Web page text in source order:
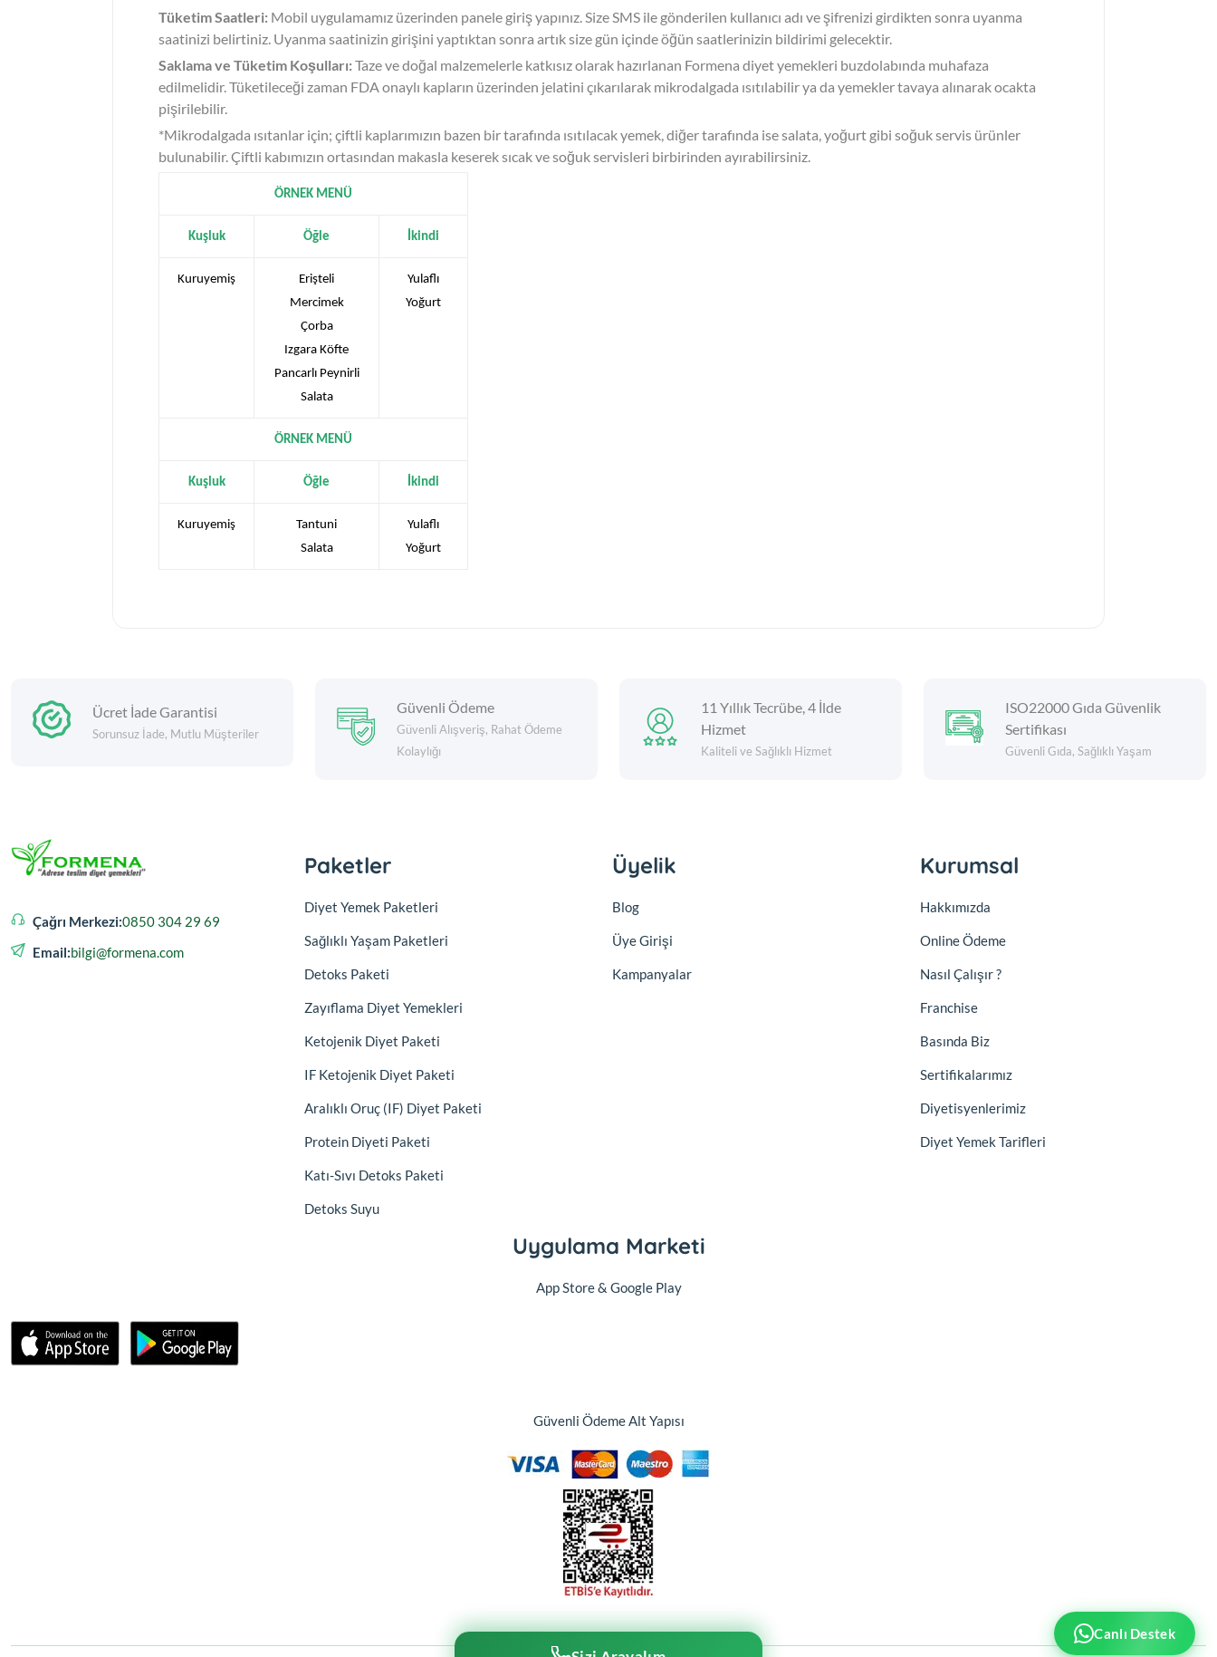
Tüketim Saatleri: Mobil uygulamamız üzerinden panele giriş yapınız. Size SMS ile gönderilen kullanıcı adı ve şifrenizi girdikten sonra uyanma
saatinizi belirtiniz. Uyanma saatinizin girişini yaptıktan sonra artık size gün içinde öğün saatlerinizin bildirimi gelecektir.
Saklama ve Tüketim Koşulları: Taze ve doğal malzemelerle katkısız olarak hazırlanan Formena diyet yemekleri buzdolabında muhafaza
edilmelidir. Tüketileceği zaman FDA onaylı kapların üzerinden jelatini çıkarılarak mikrodalgada ısıtılabilir ya da yemekler tavaya alınarak ocakta
pişirilebilir.
*Mikrodalgada ısıtanlar için; çiftli kaplarımızın bazen bir tarafında ısıtılacak yemek, diğer tarafında ise salata, yoğurt gibi soğuk servis ürünler
bulunabilir. Çiftli kabımızın ortasından makasla keserek sıcak ve soğuk servisleri birbirinden ayırabilirsiniz.
ÖRNEK MENÜ
Kuşluk Öğle İkindi
Kuruyemiş
Erişteli
Mercimek
Çorba
Izgara Köfte
Pancarlı Peynirli
Salata
Yulaflı
Yoğurt
ÖRNEK MENÜ
Kuşluk Öğle İkindi
Kuruyemiş
Tantuni
Salata
Yulaflı
Yoğurt
Canlı Destek
Ücret İade Garantisi
Sorunsuz İade, Mutlu Müşteriler
Güvenli Ödeme
Güvenli Alışveriş, Rahat Ödeme
Kolaylığı
11 Yıllık Tecrübe, 4 İlde
Hizmet
Kaliteli ve Sağlıklı Hizmet
ISO22000 Gıda Güvenlik
Sertifikası
Güvenli Gıda, Sağlıklı Yaşam
Çağrı Merkezi:0850 304 29 69
Email:bilgi@formena.com
Paketler
Diyet Yemek Paketleri
Sağlıklı Yaşam Paketleri
Detoks Paketi
Zayıflama Diyet Yemekleri
Ketojenik Diyet Paketi
IF Ketojenik Diyet Paketi
Aralıklı Oruç (IF) Diyet Paketi
Protein Diyeti Paketi
Katı-Sıvı Detoks Paketi
Detoks Suyu
Üyelik
Blog
Üye Girişi
Kampanyalar
Kurumsal
Hakkımızda
Online Ödeme
Nasıl Çalışır ?
Franchise
Basında Biz
Sertifikalarımız
Diyetisyenlerimiz
Diyet Yemek Tarifleri
Uygulama Marketi
App Store & Google Play
Güvenli Ödeme Alt Yapısı